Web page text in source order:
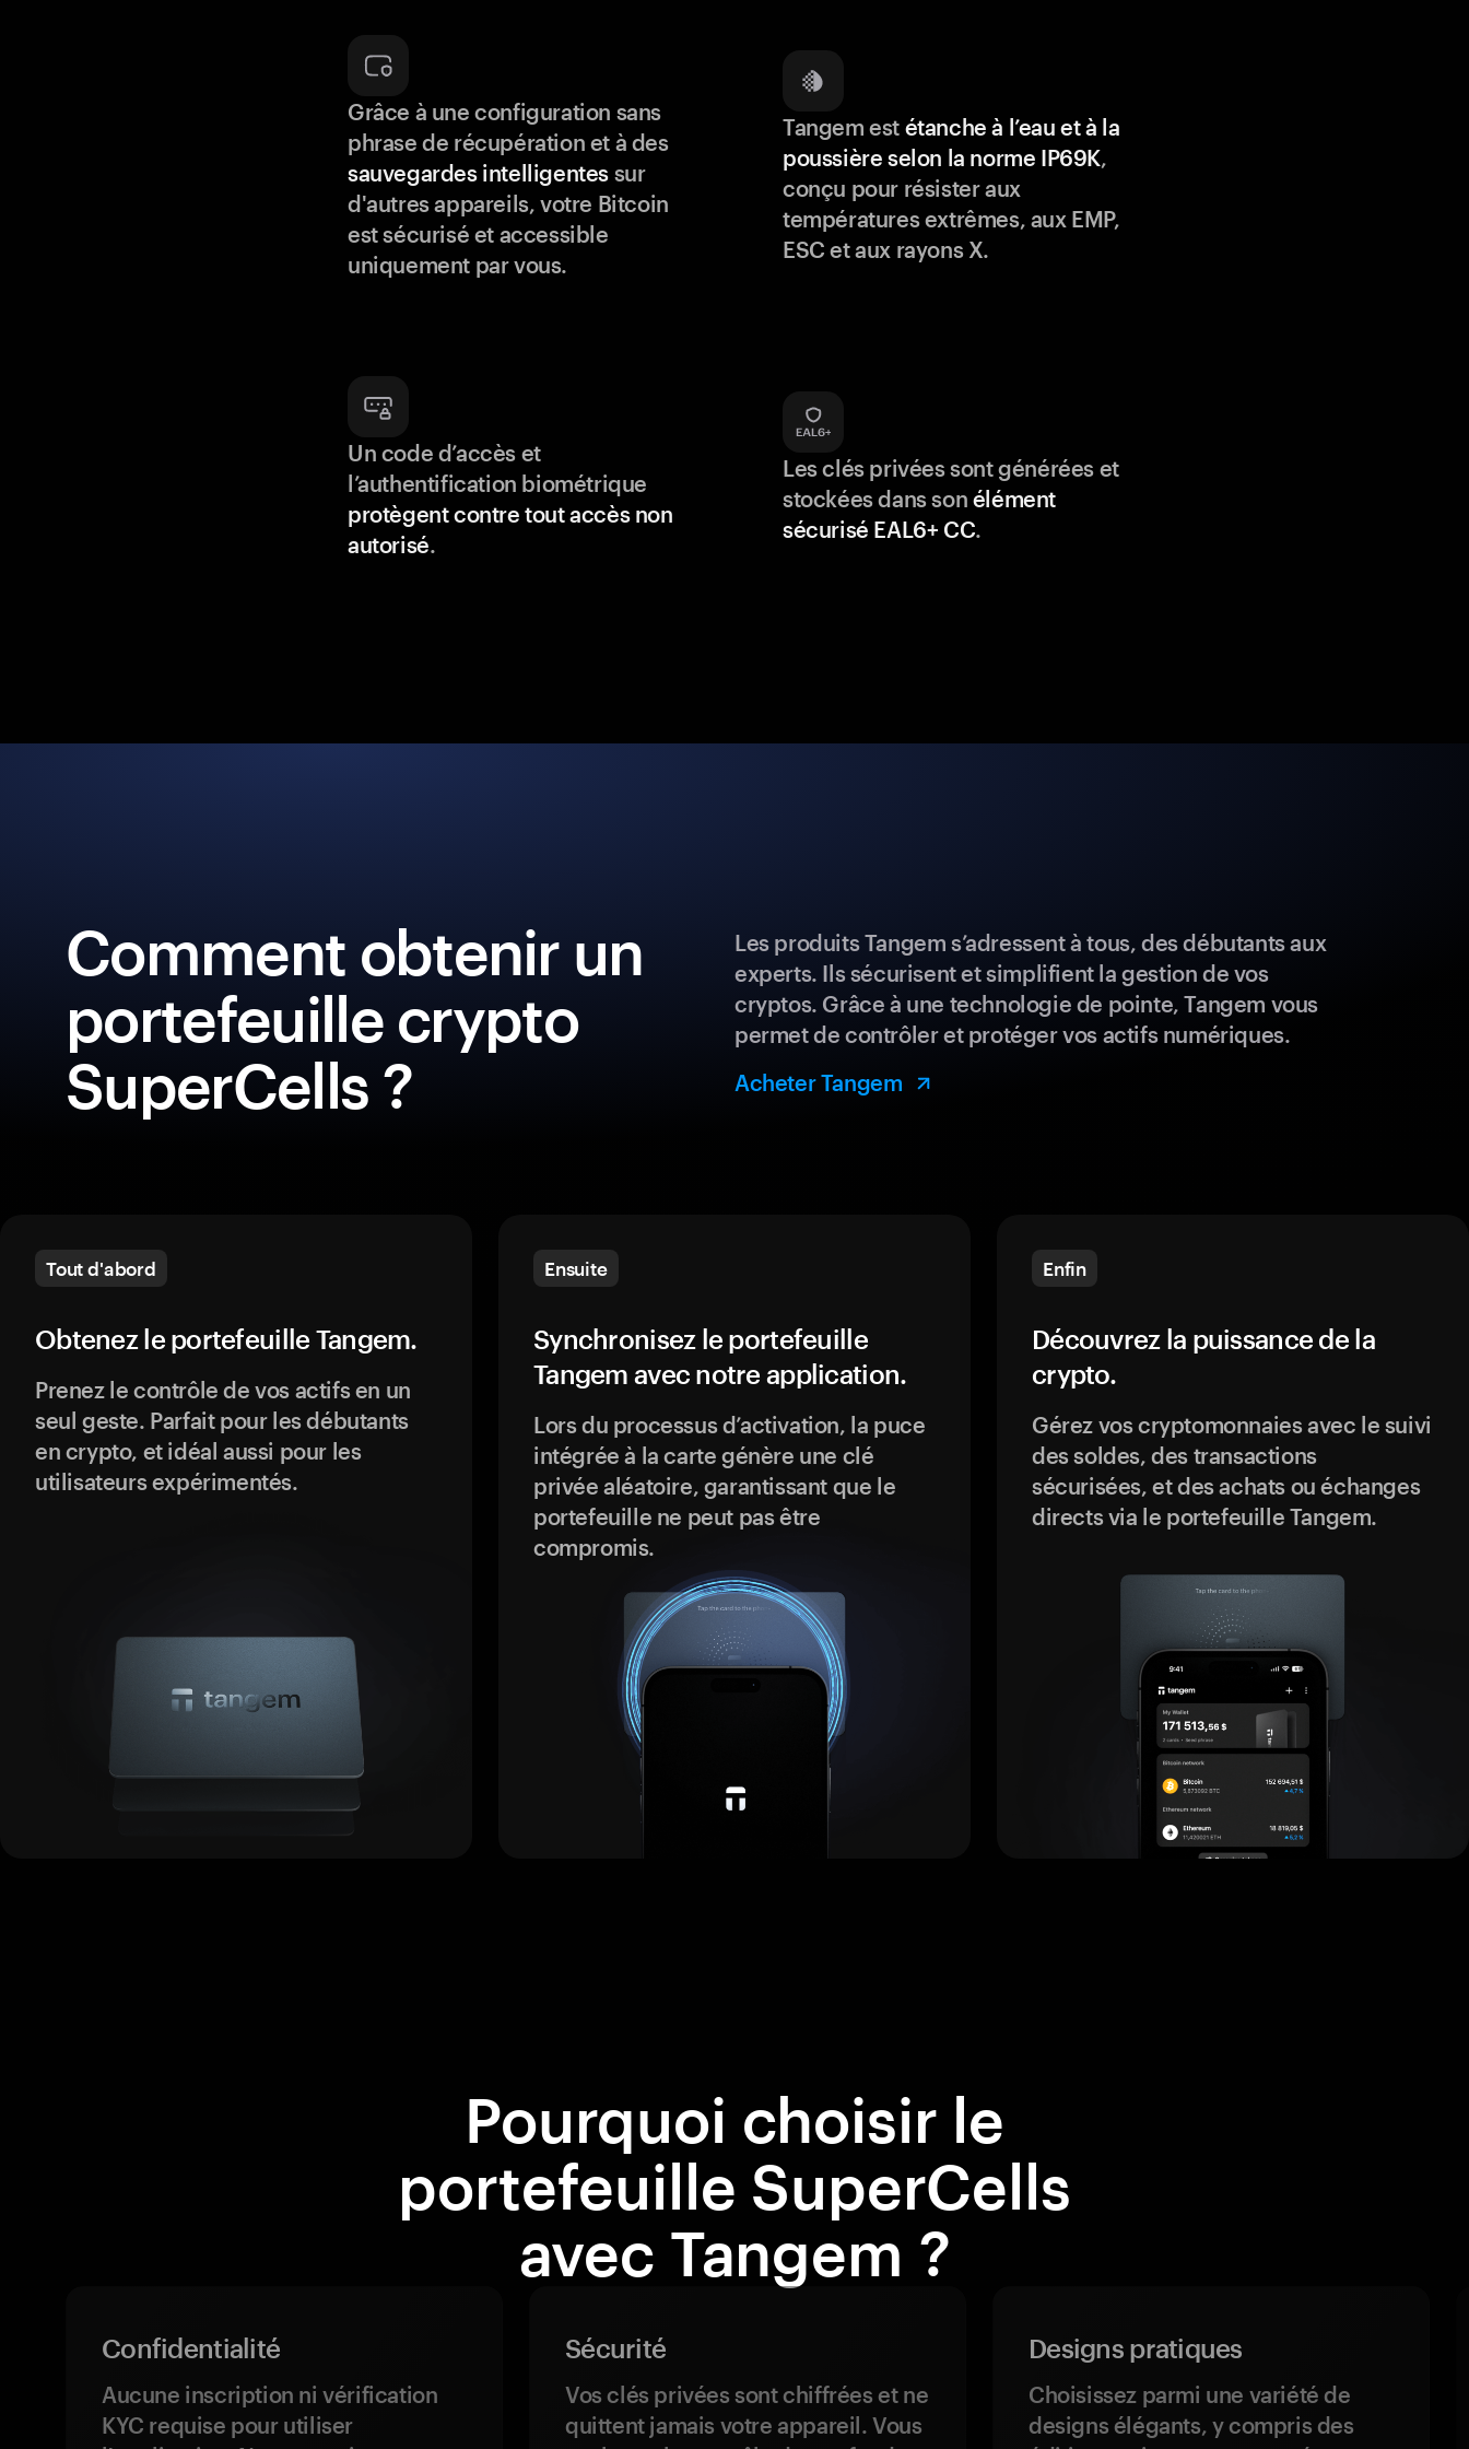
Grâce à une configuration sans
phrase de récupération et à des
sauvegardes intelligentes sur
d'autres appareils, votre Bitcoin
est sécurisé et accessible
uniquement par vous.
Tangem est étanche à l’eau et à la
poussière selon la norme IP69K,
conçu pour résister aux
températures extrêmes, aux EMP,
ESC et aux rayons X.
Un code d’accès et
l’authentification biométrique
protègent contre tout accès non
autorisé.
Les clés privées sont générées et
stockées dans son élément
sécurisé EAL6+ CC.
Comment obtenir un
portefeuille crypto
SuperCells ?
Les produits Tangem s’adressent à tous, des débutants aux
experts. Ils sécurisent et simplifient la gestion de vos
cryptos. Grâce à une technologie de pointe, Tangem vous
permet de contrôler et protéger vos actifs numériques.
Acheter Tangem
Tout d'abord
Obtenez le portefeuille Tangem.
Prenez le contrôle de vos actifs en un
seul geste. Parfait pour les débutants
en crypto, et idéal aussi pour les
utilisateurs expérimentés.
Ensuite
Synchronisez le portefeuille
Tangem avec notre application.
Lors du processus d’activation, la puce
intégrée à la carte génère une clé
privée aléatoire, garantissant que le
portefeuille ne peut pas être
compromis.
Enfin
Découvrez la puissance de la
crypto.
Gérez vos cryptomonnaies avec le suivi
des soldes, des transactions
sécurisées, et des achats ou échanges
directs via le portefeuille Tangem.
Pourquoi choisir le
portefeuille SuperCells
avec Tangem ?
Confidentialité
Aucune inscription ni vérification
KYC requise pour utiliser
Sécurité
Vos clés privées sont chiffrées et ne
quittent jamais votre appareil. Vous
Designs pratiques
Choisissez parmi une variété de
designs élégants, y compris des